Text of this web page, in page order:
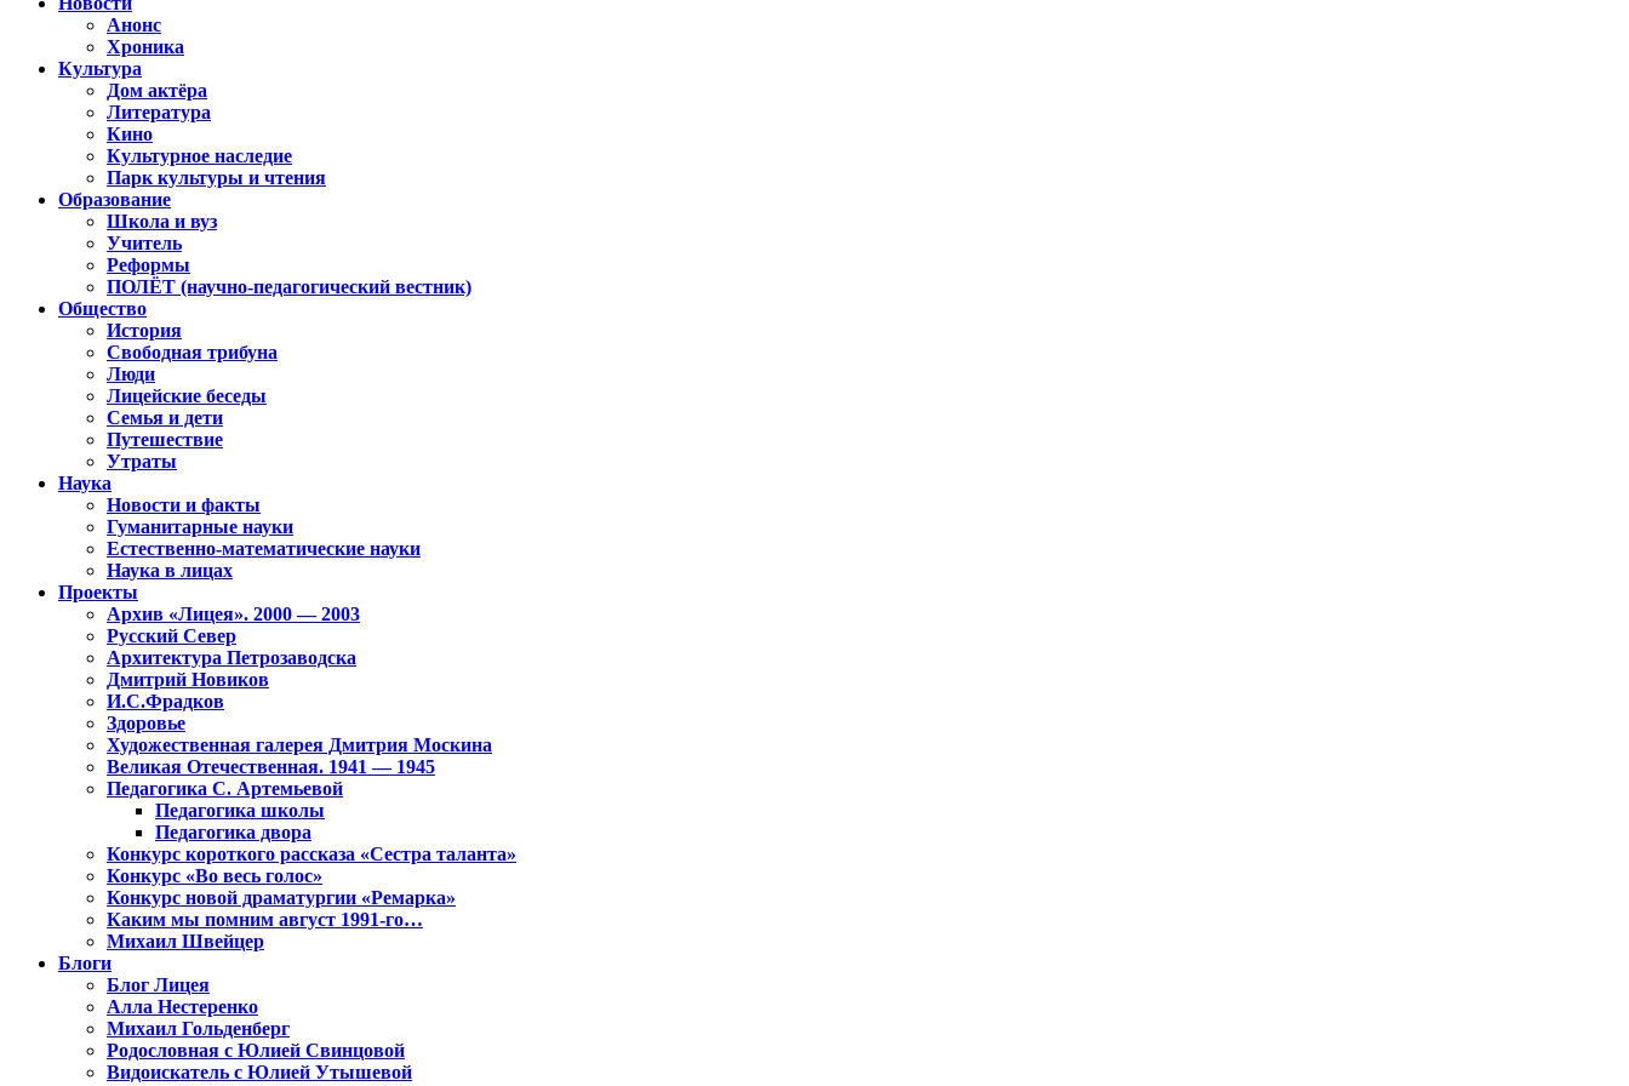
Анонс
Хроника
Культура
Дом актёра
Литература
Кино
Культурное наследие
Парк культуры и чтения
Образование
Школа и вуз
Учитель
Реформы
ПОЛЁТ (научно-педагогический вестник)
Общество
История
Свободная трибуна
Люди
Лицейские беседы
Семья и дети
Путешествие
Утраты
Наука
Новости и факты
Гуманитарные науки
Естественно-математические науки
Наука в лицах
Проекты
Архив «Лицея». 2000 — 2003
Русский Север
Архитектура Петрозаводска
Дмитрий Новиков
И.С.Фрадков
Здоровье
Художественная галерея Дмитрия Москина
Великая Отечественная. 1941 — 1945
Педагогика С. Артемьевой
Педагогика школы
Педагогика двора
Конкурс короткого рассказа «Сестра таланта»
Конкурс «Во весь голос»
Конкурс новой драматургии «Ремарка»
Каким мы помним август 1991-го…
Михаил Швейцер
Блоги
Блог Лицея
Алла Нестеренко
Михаил Гольденберг
Родословная с Юлией Свинцовой
Видоискатель с Юлией Утышевой